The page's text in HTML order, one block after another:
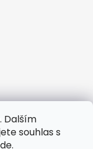
Dalším
souhlas s
.